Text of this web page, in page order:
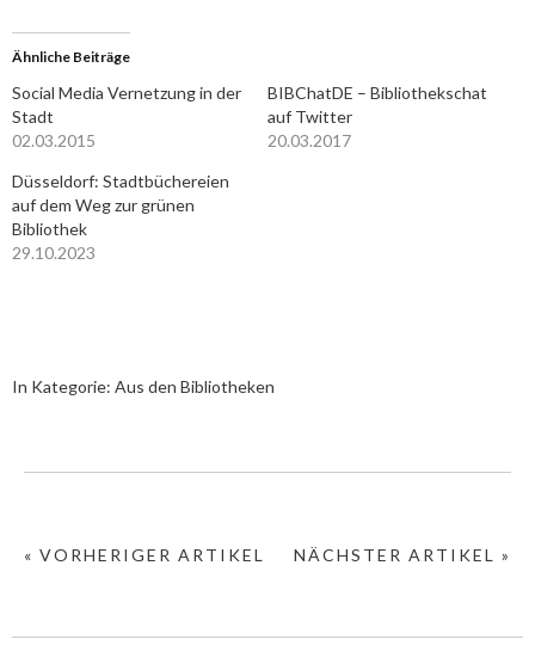
Ähnliche Beiträge
Social Media Vernetzung in der
Stadt
02.03.2015
BIBChatDE – Bibliothekschat
auf Twitter
20.03.2017
Düsseldorf: Stadtbüchereien
auf dem Weg zur grünen
Bibliothek
29.10.2023
In Kategorie: Aus den Bibliotheken
NÄCHSTER ARTIKEL »
« VORHERIGER ARTIKEL